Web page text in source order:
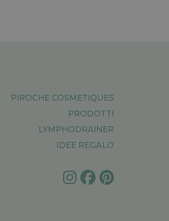
PIROCHE COSMETIQUES
PRODOTTI
LYMPHODRAINER
IDEE REGALO